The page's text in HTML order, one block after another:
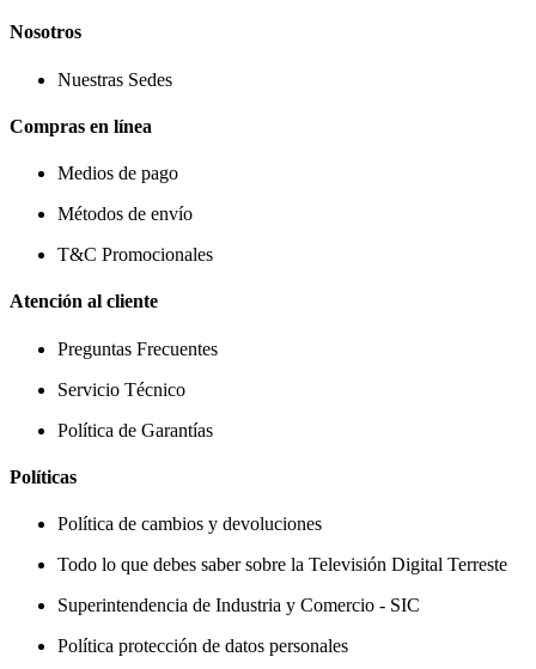
Nosotros
Nuestras Sedes
Compras en línea
Medios de pago
Métodos de envío
T&C Promocionales
Atención al cliente
Preguntas Frecuentes
Servicio Técnico
Política de Garantías
Políticas
Política de cambios y devoluciones
Todo lo que debes saber sobre la Televisión Digital Terreste
Superintendencia de Industria y Comercio - SIC
Política protección de datos personales